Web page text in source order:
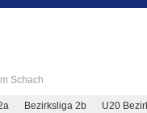
Schach
Bezirksliga 2b U20